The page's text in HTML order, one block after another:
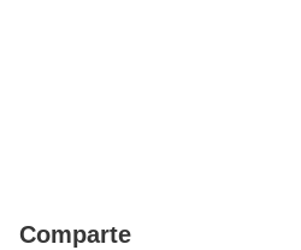
Comparte